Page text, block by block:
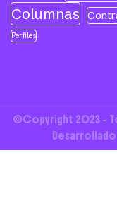
Columnas
Perfiles
©Copyright 2023 -